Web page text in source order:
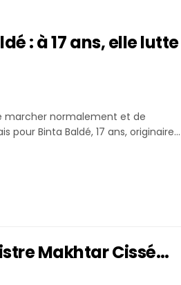
: à 17 ans, elle lutte
marcher normalement et de
pour Binta Baldé, 17 ans, originaire...
Makhtar Cissé…